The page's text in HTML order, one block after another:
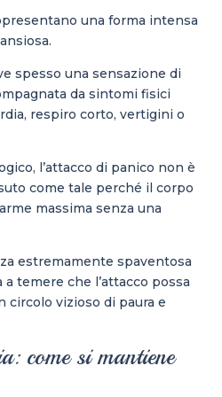
una forma intensa
spesso una sensazione di
da sintomi fisici
respiro corto, vertigini o
l’attacco di panico non è
come tale perché il corpo
massima senza una
estremamente spaventosa
temere che l’attacco possa
circolo vizioso di paura e
come si mantiene